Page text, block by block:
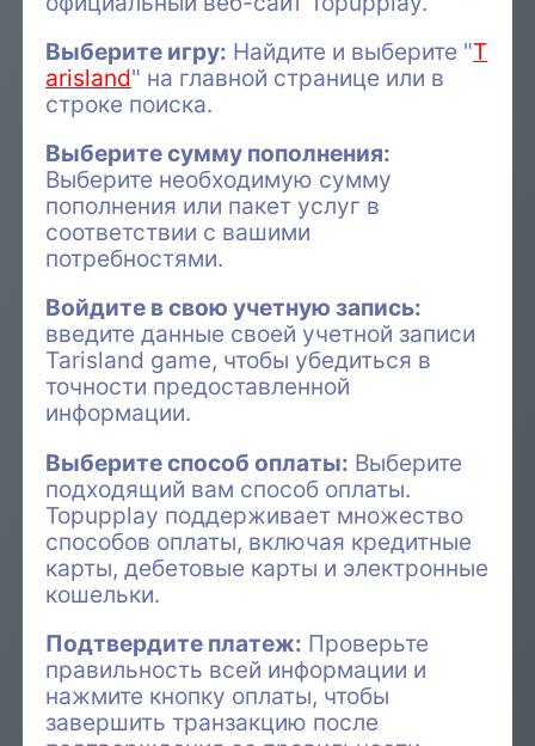
Выберите игру: Найдите и выберите "T
arisland" на главной странице или в
строке поиска.
Выберите сумму пополнения:
Выберите необходимую сумму
пополнения или пакет услуг в
соответствии с вашими
потребностями.
Войдите в свою учетную запись:
введите данные своей учетной записи
Tarisland game, чтобы убедиться в
точности предоставленной
информации.
Выберите способ оплаты: Выберите
подходящий вам способ оплаты.
Topupplay поддерживает множество
способов оплаты, включая кредитные
карты, дебетовые карты и электронные
кошельки.
Подтвердите платеж: Проверьте
правильность всей информации и
нажмите кнопку оплаты, чтобы
завершить транзакцию после